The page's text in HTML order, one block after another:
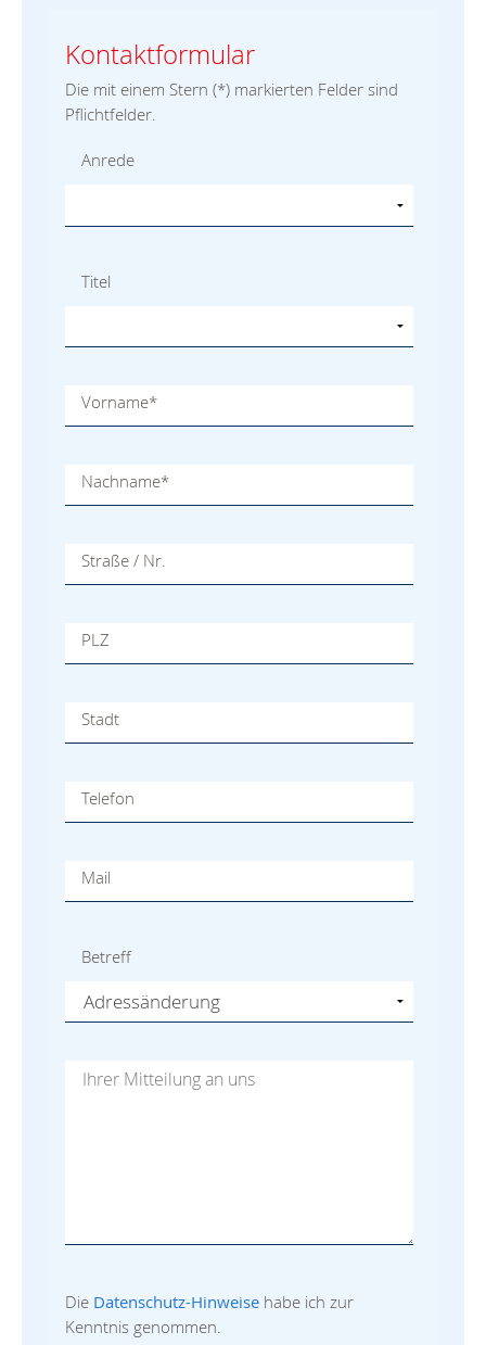
Kontaktformular
Die mit einem Stern (*) markierten Felder sind
Pflichtfelder.
Anrede
Titel
Vorname*
Nachname*
Straße / Nr.
PLZ
Stadt
Telefon
Mail
Betreff
Die Datenschutz-Hinweise habe ich zur
Kenntnis genommen.